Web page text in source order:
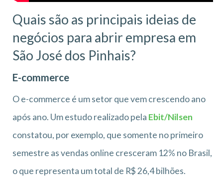
Quais são as principais ideias de
negócios para abrir empresa em
São José dos Pinhais?
E-commerce
O e-commerce é um setor que vem crescendo ano
após ano. Um estudo realizado pela Ebit/Nilsen
constatou, por exemplo, que somente no primeiro
semestre as vendas online cresceram 12% no Brasil,
o que representa um total de R$ 26,4 bilhões.